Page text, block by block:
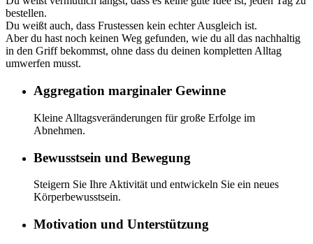
bestellen.
Du weißt auch, dass Frustessen kein echter Ausgleich ist.
Aber du hast noch keinen Weg gefunden, wie du all das nachhaltig
in den Griff bekommst, ohne dass du deinen kompletten Alltag
umwerfen musst.
Aggregation marginaler Gewinne
Kleine Alltagsveränderungen für große Erfolge im
Abnehmen.
Bewusstsein und Bewegung
Steigern Sie Ihre Aktivität und entwickeln Sie ein neues
Körperbewusstsein.
Motivation und Unterstützung